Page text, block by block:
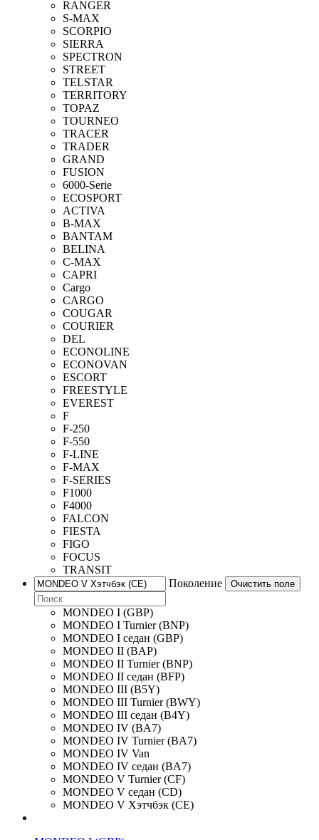
RANGER
S-MAX
SCORPIO
SIERRA
SPECTRON
STREET
TELSTAR
TERRITORY
TOPAZ
TOURNEO
TRACER
TRADER
GRAND
FUSION
6000-Serie
ECOSPORT
ACTIVA
B-MAX
BANTAM
BELINA
C-MAX
CAPRI
Cargo
CARGO
COUGAR
COURIER
DEL
ECONOLINE
ECONOVAN
ESCORT
FREESTYLE
EVEREST
F
F-250
F-550
F-LINE
F-MAX
F-SERIES
F1000
F4000
FALCON
FIESTA
FIGO
FOCUS
TRANSIT
Поколение
Очистить поле
MONDEO I (GBP)
MONDEO I Turnier (BNP)
MONDEO I седан (GBP)
MONDEO II (BAP)
MONDEO II Turnier (BNP)
MONDEO II седан (BFP)
MONDEO III (B5Y)
MONDEO III Turnier (BWY)
MONDEO III седан (B4Y)
MONDEO IV (BA7)
MONDEO IV Turnier (BA7)
MONDEO IV Van
MONDEO IV седан (BA7)
MONDEO V Turnier (CF)
MONDEO V седан (CD)
MONDEO V Хэтчбэк (CE)